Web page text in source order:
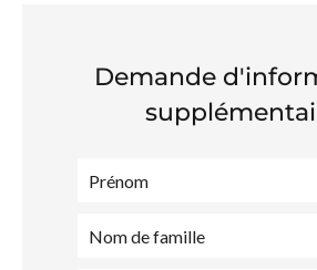
Demande